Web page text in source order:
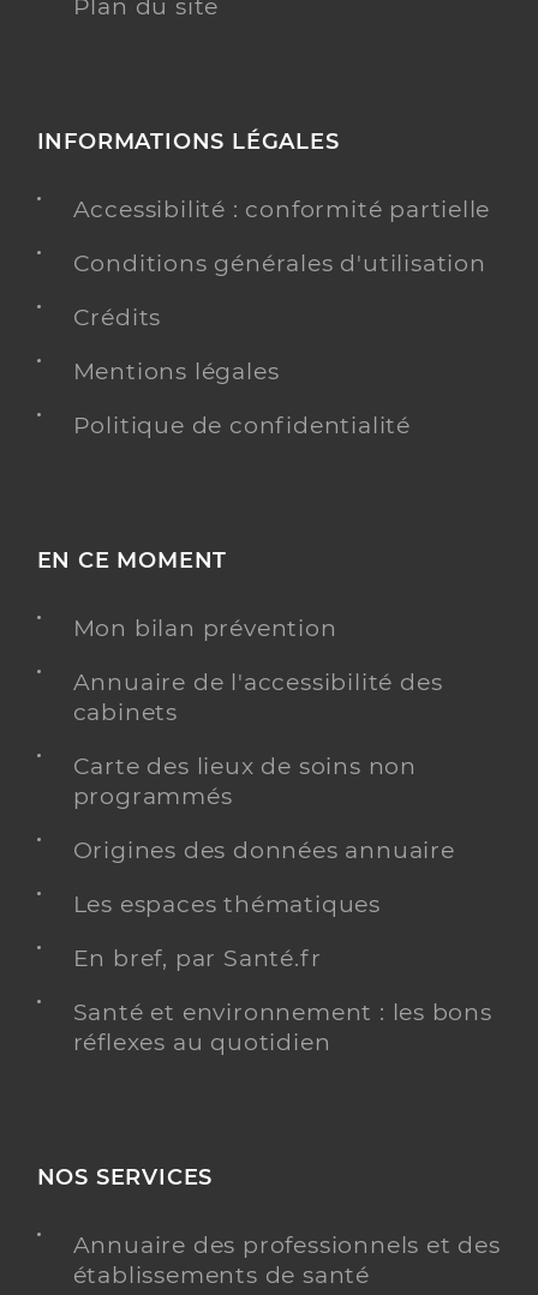
Plan du site
INFORMATIONS LÉGALES
Accessibilité : conformité partielle
Conditions générales d'utilisation
Crédits
Mentions légales
Politique de confidentialité
EN CE MOMENT
Mon bilan prévention
Annuaire de l'accessibilité des
cabinets
Carte des lieux de soins non
programmés
Origines des données annuaire
Les espaces thématiques
En bref, par Santé.fr
Santé et environnement : les bons
réflexes au quotidien
NOS SERVICES
Annuaire des professionnels et des
établissements de santé